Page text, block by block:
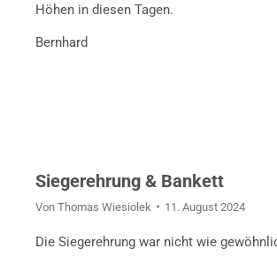
Höhen in diesen Tagen.
Bernhard
Siegerehrung & Bankett
Von Thomas Wiesiolek 11. August 2024
Die Siegerehrung war nicht wie